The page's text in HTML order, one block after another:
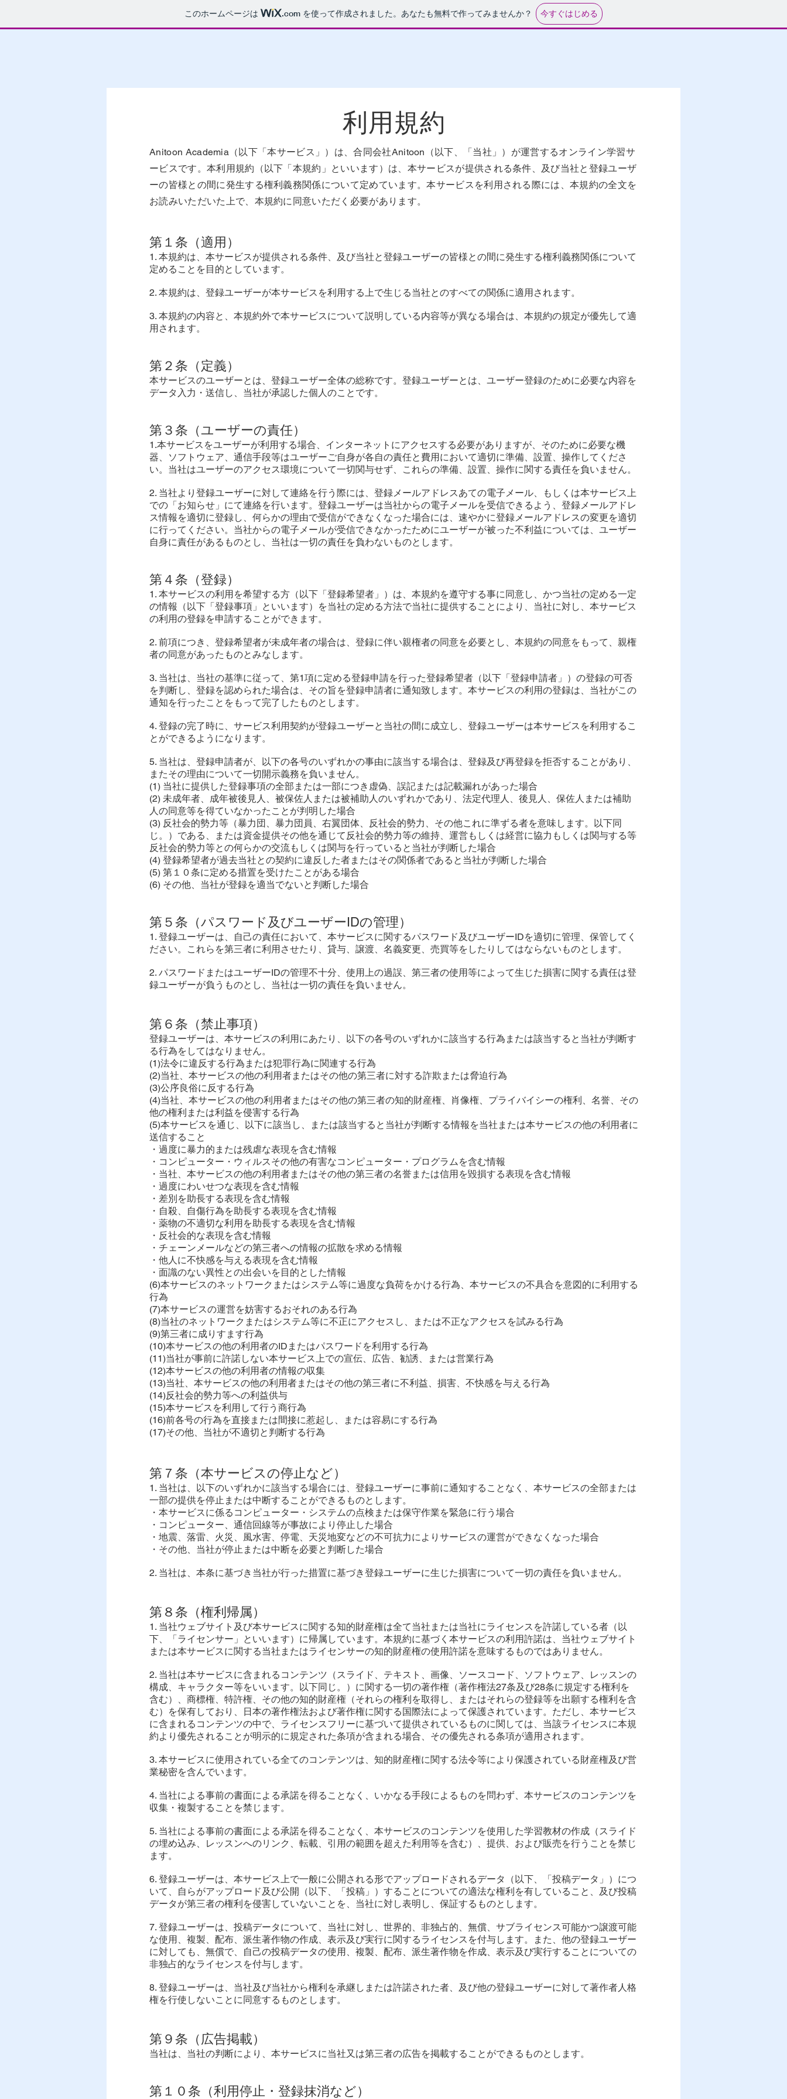
このホームページは .com を使って作成されました。あなたも無料で作ってみませんか？ 今すぐはじめる
利用規約
Anitoon Academia（以下「本サービス」）は、合同会社Anitoon（以下、「当社」）が運営するオンライン学習サ
ービスです。本利用規約（以下「本規約」といいます）は、本サービスが提供される条件、及び当社と登録ユーザ
ーの皆様との間に発生する権利義務関係について定めています。本サービスを利用される際には、本規約の全文を
お読みいただいた上で、本規約に同意いただく必要があります。
第１条（適用）
1. 本規約は、本サービスが提供される条件、及び当社と登録ユーザーの皆様との間に発生する権利義務関係について
定めることを目的としています。
2. 本規約は、登録ユーザーが本サービスを利用する上で生じる当社とのすべての関係に適用されます。
3. 本規約の内容と、本規約外で本サービスについて説明している内容等が異なる場合は、本規約の規定が優先して適
用されます。
第２条（定義）
本サービスのユーザーとは、登録ユーザー全体の総称です。登録ユーザーとは、ユーザー登録のために必要な内容を
データ入力・送信し、当社が承認した個人のことです。
第３条（ユーザーの責任）
1.本サービスをユーザーが利用する場合、インターネットにアクセスする必要がありますが、そのために必要な機
器、ソフトウェア、通信手段等はユーザーご自身が各自の責任と費用において適切に準備、設置、操作してくださ
い。当社はユーザーのアクセス環境について一切関与せず、これらの準備、設置、操作に関する責任を負いません。
2. 当社より登録ユーザーに対して連絡を行う際には、登録メールアドレスあての電子メール、もしくは本サービス上
での「お知らせ」にて連絡を行います。登録ユーザーは当社からの電子メールを受信できるよう、登録メールアドレ
ス情報を適切に登録し、何らかの理由で受信ができなくなった場合には、速やかに登録メールアドレスの変更を適切
に行ってください。当社からの電子メールが受信できなかったためにユーザーが被った不利益については、ユーザー
自身に責任があるものとし、当社は一切の責任を負わないものとします。
第４条（登録）
1. 本サービスの利用を希望する方（以下「登録希望者」）は、本規約を遵守する事に同意し、かつ当社の定める一定
の情報（以下「登録事項」といいます）を当社の定める方法で当社に提供することにより、当社に対し、本サービス
の利用の登録を申請することができます。
2. 前項につき、登録希望者が未成年者の場合は、登録に伴い親権者の同意を必要とし、本規約の同意をもって、親権
者の同意があったものとみなします。
3. 当社は、当社の基準に従って、第1項に定める登録申請を行った登録希望者（以下「登録申請者」）の登録の可否
を判断し、登録を認められた場合は、その旨を登録申請者に通知致します。本サービスの利用の登録は、当社がこの
通知を行ったことをもって完了したものとします。
4. 登録の完了時に、サービス利用契約が登録ユーザーと当社の間に成立し、登録ユーザーは本サービスを利用するこ
とができるようになります。
5. 当社は、登録申請者が、以下の各号のいずれかの事由に該当する場合は、登録及び再登録を拒否することがあり、
またその理由について一切開示義務を負いません。
(1) 当社に提供した登録事項の全部または一部につき虚偽、誤記または記載漏れがあった場合
(2) 未成年者、成年被後見人、被保佐人または被補助人のいずれかであり、法定代理人、後見人、保佐人または補助
人の同意等を得ていなかったことが判明した場合
(3) 反社会的勢力等（暴力団、暴力団員、右翼団体、反社会的勢力、その他これに準ずる者を意味します。以下同
じ。）である、または資金提供その他を通じて反社会的勢力等の維持、運営もしくは経営に協力もしくは関与する等
反社会的勢力等との何らかの交流もしくは関与を行っていると当社が判断した場合
(4) 登録希望者が過去当社との契約に違反した者またはその関係者であると当社が判断した場合
(5) 第１０条に定める措置を受けたことがある場合
(6) その他、当社が登録を適当でないと判断した場合
第５条（パスワード及びユーザーIDの管理）
1. 登録ユーザーは、自己の責任において、本サービスに関するパスワード及びユーザーIDを適切に管理、保管してく
ださい。これらを第三者に利用させたり、貸与、譲渡、名義変更、売買等をしたりしてはならないものとします。
2. パスワードまたはユーザーIDの管理不十分、使用上の過誤、第三者の使用等によって生じた損害に関する責任は登
録ユーザーが負うものとし、当社は一切の責任を負いません。
第６条（禁止事項）
登録ユーザーは、本サービスの利用にあたり、以下の各号のいずれかに該当する行為または該当すると当社が判断す
る行為をしてはなりません。
(1)法令に違反する行為または犯罪行為に関連する行為
(2)当社、本サービスの他の利用者またはその他の第三者に対する詐欺または脅迫行為
(3)公序良俗に反する行為
(4)当社、本サービスの他の利用者またはその他の第三者の知的財産権、肖像権、プライバイシーの権利、名誉、その
他の権利または利益を侵害する行為
(5)本サービスを通じ、以下に該当し、または該当すると当社が判断する情報を当社または本サービスの他の利用者に
送信すること
・過度に暴力的または残虐な表現を含む情報
・コンピューター・ウィルスその他の有害なコンピューター・プログラムを含む情報
・当社、本サービスの他の利用者またはその他の第三者の名誉または信用を毀損する表現を含む情報
・過度にわいせつな表現を含む情報
・差別を助長する表現を含む情報
・自殺、自傷行為を助長する表現を含む情報
・薬物の不適切な利用を助長する表現を含む情報
・反社会的な表現を含む情報
・チェーンメールなどの第三者への情報の拡散を求める情報
・他人に不快感を与える表現を含む情報
・面識のない異性との出会いを目的とした情報
(6)本サービスのネットワークまたはシステム等に過度な負荷をかける行為、本サービスの不具合を意図的に利用する
行為
(7)本サービスの運営を妨害するおそれのある行為
(8)当社のネットワークまたはシステム等に不正にアクセスし、または不正なアクセスを試みる行為
(9)第三者に成りすます行為
(10)本サービスの他の利用者のIDまたはパスワードを利用する行為
(11)当社が事前に許諾しない本サービス上での宣伝、広告、勧誘、または営業行為
(12)本サービスの他の利用者の情報の収集
(13)当社、本サービスの他の利用者またはその他の第三者に不利益、損害、不快感を与える行為
(14)反社会的勢力等への利益供与
(15)本サービスを利用して行う商行為
(16)前各号の行為を直接または間接に惹起し、または容易にする行為
(17)その他、当社が不適切と判断する行為
第７条（本サービスの停止など）
1. 当社は、以下のいずれかに該当する場合には、登録ユーザーに事前に通知することなく、本サービスの全部または
一部の提供を停止または中断することができるものとします。
・本サービスに係るコンピューター・システムの点検または保守作業を緊急に行う場合
・コンピューター、通信回線等が事故により停止した場合
・地震、落雷、火災、風水害、停電、天災地変などの不可抗力によりサービスの運営ができなくなった場合
・その他、当社が停止または中断を必要と判断した場合
2. 当社は、本条に基づき当社が行った措置に基づき登録ユーザーに生じた損害について一切の責任を負いません。
第８条（権利帰属）
1. 当社ウェブサイト及び本サービスに関する知的財産権は全て当社または当社にライセンスを許諾している者（以
下、「ライセンサー」といいます）に帰属しています。本規約に基づく本サービスの利用許諾は、当社ウェブサイト
または本サービスに関する当社またはライセンサーの知的財産権の使用許諾を意味するものではありません。
2. 当社は本サービスに含まれるコンテンツ（スライド、テキスト、画像、ソースコード、ソフトウェア、レッスンの
構成、キャラクター等をいいます。以下同じ。）に関する一切の著作権（著作権法27条及び28条に規定する権利を
含む）、商標権、特許権、その他の知的財産権（それらの権利を取得し、またはそれらの登録等を出願する権利を含
む）を保有しており、日本の著作権法および著作権に関する国際法によって保護されています。ただし、本サービス
に含まれるコンテンツの中で、ライセンスフリーに基づいて提供されているものに関しては、当該ライセンスに本規
約より優先されることが明示的に規定された条項が含まれる場合、その優先される条項が適用されます。
3. 本サービスに使用されている全てのコンテンツは、知的財産権に関する法令等により保護されている財産権及び営
業秘密を含んでいます。
4. 当社による事前の書面による承諾を得ることなく、いかなる手段によるものを問わず、本サービスのコンテンツを
収集・複製することを禁じます。
5. 当社による事前の書面による承諾を得ることなく、本サービスのコンテンツを使用した学習教材の作成（スライド
の埋め込み、レッスンへのリンク、転載、引用の範囲を超えた利用等を含む）、提供、および販売を行うことを禁じ
ます。
6. 登録ユーザーは、本サービス上で一般に公開される形でアップロードされるデータ（以下、「投稿データ」）につ
いて、自らがアップロード及び公開（以下、「投稿」）することについての適法な権利を有していること、及び投稿
データが第三者の権利を侵害していないことを、当社に対し表明し、保証するものとします。
7. 登録ユーザーは、投稿データについて、当社に対し、世界的、非独占的、無償、サブライセンス可能かつ譲渡可能
な使用、複製、配布、派生著作物の作成、表示及び実行に関するライセンスを付与します。また、他の登録ユーザー
に対しても、無償で、自己の投稿データの使用、複製、配布、派生著作物を作成、表示及び実行することについての
非独占的なライセンスを付与します。
8. 登録ユーザーは、当社及び当社から権利を承継しまたは許諾された者、及び他の登録ユーザーに対して著作者人格
権を行使しないことに同意するものとします。
第９条（広告掲載）
当社は、当社の判断により、本サービスに当社又は第三者の広告を掲載することができるものとします。
第１０条（利用停止・登録抹消など）